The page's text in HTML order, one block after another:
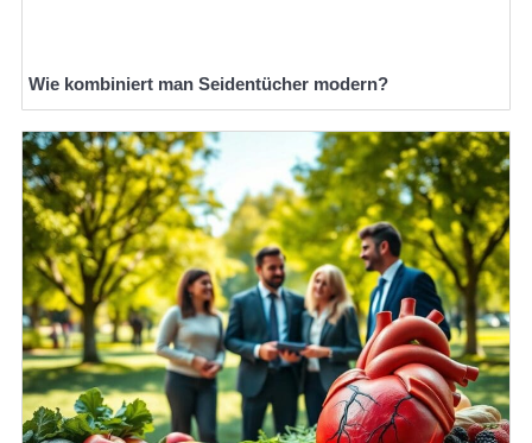
Wie kombiniert man Seidentücher modern?